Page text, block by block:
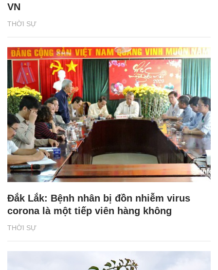
THỜI SỰ
VN
THỜI SỰ
Đắk Lắk: Bệnh nhân bị đồn nhiễm virus
corona là một tiếp viên hàng không